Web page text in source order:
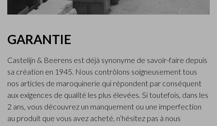
GARANTIE
Castelijn & Beerens est déjà synonyme de savoir-faire depuis
sa création en 1945. Nous contrôlons soigneusement tous
nos articles de maroquinerie qui répondent par conséquent
aux exigences de qualité les plus élevées. Si toutefois, dans les
2 ans, vous découvrez un manquement ou une imperfection
au produit que vous avez acheté, n’hésitez pas à nous